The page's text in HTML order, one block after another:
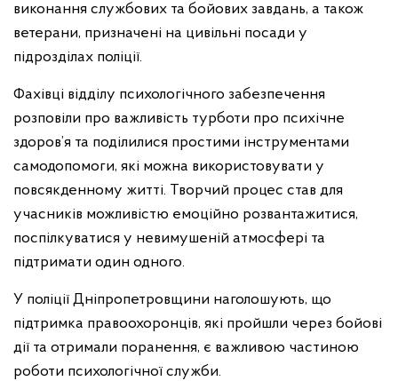
виконання службових та бойових завдань, а також
ветерани, призначені на цивільні посади у
підрозділах поліції.
Фахівці відділу психологічного забезпечення
розповіли про важливість турботи про психічне
здоров’я та поділилися простими інструментами
самодопомоги, які можна використовувати у
повсякденному житті. Творчий процес став для
учасників можливістю емоційно розвантажитися,
поспілкуватися у невимушеній атмосфері та
підтримати один одного.
У поліції Дніпропетровщини наголошують, що
підтримка правоохоронців, які пройшли через бойові
дії та отримали поранення, є важливою частиною
роботи психологічної служби.